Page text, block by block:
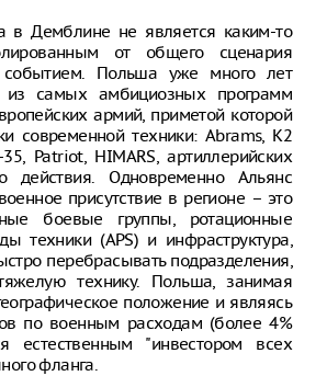
в Демблине не является каким-то
от общего сценария
событием. Польша уже много лет
из самых амбициозных программ
армий, приметой которой
современной техники: Abrams, K2
Patriot, HIMARS, артиллерийских
действия. Одновременно Альянс
присутствие в регионе – это
боевые группы, ротационные
техники (APS) и инфраструктура,
перебрасывать подразделения,
технику. Польша, занимая
положение и являясь
по военным расходам (более 4%
естественным "инвестором всех
фланга.